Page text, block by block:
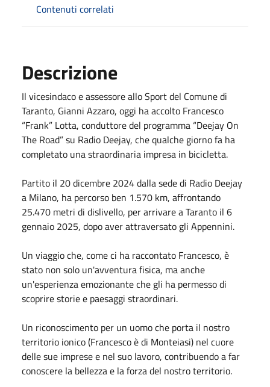
Contenuti correlati
Descrizione
Il vicesindaco e assessore allo Sport del Comune di
Taranto, Gianni Azzaro, oggi ha accolto Francesco
“Frank” Lotta, conduttore del programma “Deejay On
The Road” su Radio Deejay, che qualche giorno fa ha
completato una straordinaria impresa in bicicletta.
Partito il 20 dicembre 2024 dalla sede di Radio Deejay
a Milano, ha percorso ben 1.570 km, affrontando
25.470 metri di dislivello, per arrivare a Taranto il 6
gennaio 2025, dopo aver attraversato gli Appennini.
Un viaggio che, come ci ha raccontato Francesco, è
stato non solo un'avventura fisica, ma anche
un'esperienza emozionante che gli ha permesso di
scoprire storie e paesaggi straordinari.
Un riconoscimento per un uomo che porta il nostro
territorio ionico (Francesco è di Monteiasi) nel cuore
delle sue imprese e nel suo lavoro, contribuendo a far
conoscere la bellezza e la forza del nostro territorio.